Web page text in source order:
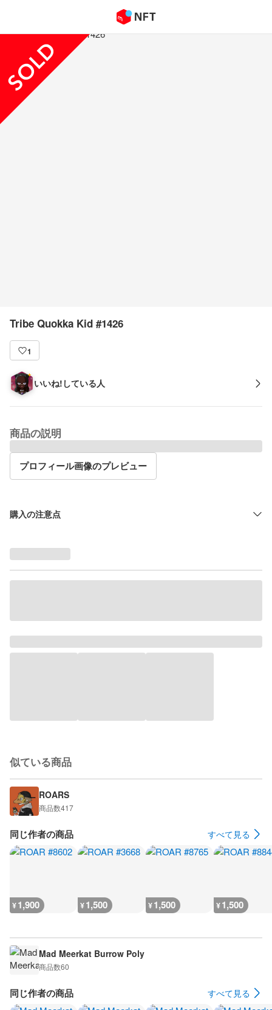
Tribe Quokka Kid #1426
1
いいね!している人
商品の説明
プロフィール画像のプレビュー
購入の注意点
似ている商品
ROARS
商品数417
同じ作者の商品 すべて見る
¥1,900 ¥1,500 ¥1,500 ¥1,500
Mad Meerkat Burrow Poly
商品数60
同じ作者の商品 すべて見る